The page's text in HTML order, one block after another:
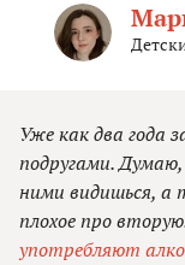
Уже как два года
подругами.
ними видишься, а
плохое про
употребляют